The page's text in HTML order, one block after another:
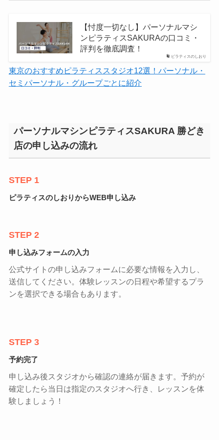
ピラティスのしおり
【忖度一切なし】パーソナルマシ
ンピラティスSAKURAの口コミ・
評判を徹底調査！
東京のおすすめピラティススタジオ12選！パーソナル・
セミパーソナル・グループごとに紹介
パーソナルマシンピラティスSAKURA 勝どき
店の申し込みの流れ
STEP 1
ピラティスのしおりからWEB申し込み
STEP 2
申し込みフォームの入力
公式サイトの申し込みフォームに必要な情報を入力し、
送信してください。体験レッスンの日程や希望するプラ
ンを選択できる場合もあります。
STEP 3
予約完了
申し込み後スタジオから確認の連絡が届きます。予約が
確定したら当日は指定のスタジオへ行き、レッスンを体
験しましょう！